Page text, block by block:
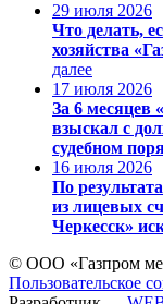
29 июля 2026
Что делать,
хозяйства
далее
17 июля 2026
За 6 месяцев
взыскал с
судебном
16 июля 2026
По
из лицевых
Черкесск»
© ООО «Газпром
Пользовательское